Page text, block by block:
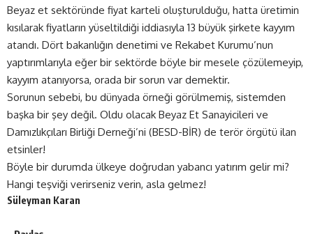
Beyaz et sektöründe fiyat karteli oluşturulduğu, hatta üretimin
kısılarak fiyatların yüseltildiği iddiasıyla 13 büyük şirkete kayyım
atandı. Dört bakanlığın denetimi ve Rekabet Kurumu’nun
yaptırımlarıyla eğer bir sektörde böyle bir mesele çözülemeyip,
kayyım atanıyorsa, orada bir sorun var demektir.
Sorunun sebebi, bu dünyada örneği görülmemiş, sistemden
başka bir şey değil. Oldu olacak Beyaz Et Sanayicileri ve
Damızlıkçıları Birliği Derneği’ni (BESD-BİR) de terör örgütü ilan
etsinler!
Böyle bir durumda ülkeye doğrudan yabancı yatırım gelir mi?
Hangi teşviği verirseniz verin, asla gelmez!
Süleyman Karan